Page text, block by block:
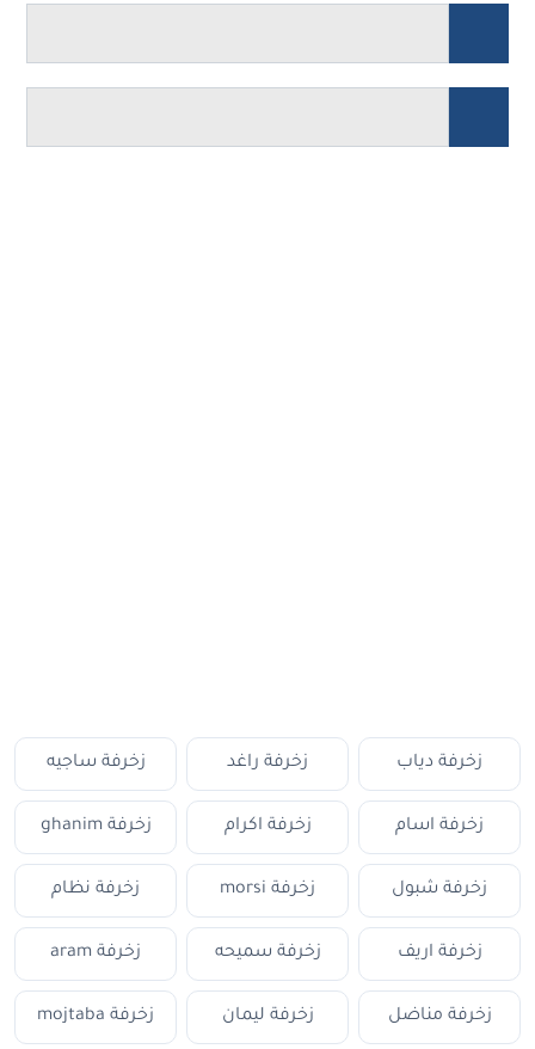
زخرفة دياب زخرفة راغد زخرفة ساجيه
زخرفة اسام زخرفة اكرام زخرفة ghanim
زخرفة شبول زخرفة morsi زخرفة نظام
زخرفة اريف زخرفة سميحه زخرفة aram
زخرفة مناضل زخرفة ليمان زخرفة mojtaba